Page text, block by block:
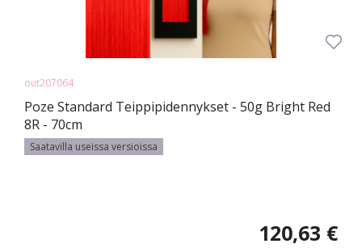
out207064
Poze Standard Teippipidennykset - 50g Bright Red
8R - 70cm
Saatavilla useissa versioissa
120,63 €